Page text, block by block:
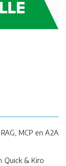
MCP en A2A
Quick & Kiro